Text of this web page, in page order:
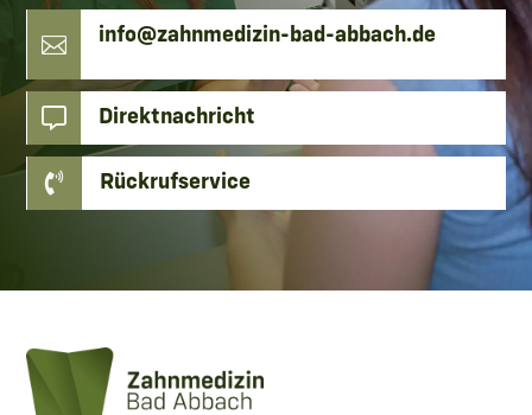
 info@zahnmedizin-bad-abbach.de
 Direktnachricht
 Rückrufservice